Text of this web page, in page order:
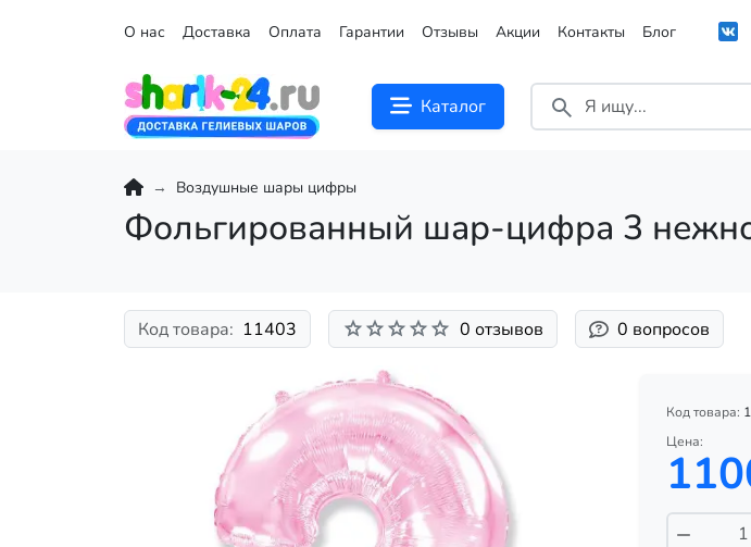
О нас Доставка Оплата Гарантии Отзывы Акции Контакты Блог
Каталог
Воздушные шары цифры
Фольгированный шар-цифра 3
Код товара: 11403 0 отзывов 0 вопросов
Код товара:
Цена: